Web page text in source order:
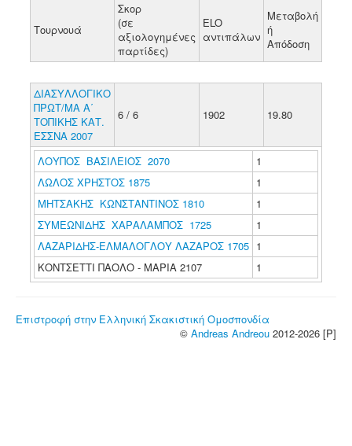
Τουρνουά
Σκορ
(σε
αξιολογημένες
παρτίδες)
ELO
αντιπάλων
Μεταβολή
ή
Απόδοση
ΔΙΑΣΥΛΛΟΓΙΚΟ
ΠΡΩΤ/ΜΑ Α΄
ΤΟΠΙΚΗΣ ΚΑΤ.
ΕΣΣΝΑ 2007
6 / 6 1902 19.80
ΛΟΥΠΟΣ ΒΑΣΙΛΕΙΟΣ 2070
1
ΛΩΛΟΣ ΧΡΗΣΤΟΣ 1875
1
ΜΗΤΣΑΚΗΣ ΚΩΝΣΤΑΝΤΙΝΟΣ 1810
1
ΣΥΜΕΩΝΙΔΗΣ ΧΑΡΑΛΑΜΠΟΣ 1725
1
ΛΑΖΑΡΙΔΗΣ-ΕΛΜΑΛΟΓΛΟΥ ΛΑΖΑΡΟΣ 1705 1
ΚΟΝΤΣΕΤΤΙ ΠΑΟΛΟ - ΜΑΡΙΑ 2107
1
Επιστροφή στην Ελληνική Σκακιστική Ομοσπονδία
© Andreas Andreou 2012-2026 [P]